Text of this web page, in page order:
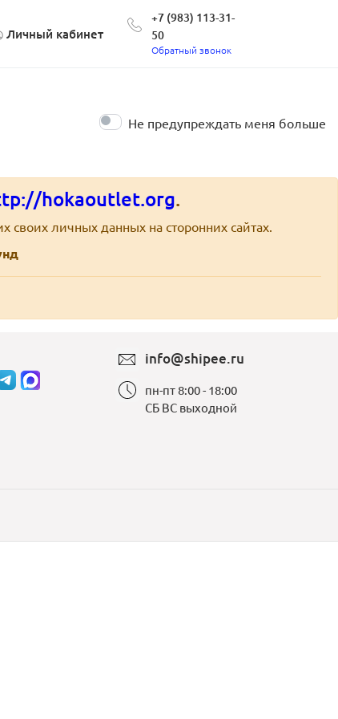
Личный кабинет
+7 (983) 113-31-
50
Обратный звонок
Не предупреждать меня больше
hokaoutlet.org.
своих личных данных на сторонних сайтах.
info@shipee.ru
пн-пт 8:00 - 18:00
СБ ВС выходной